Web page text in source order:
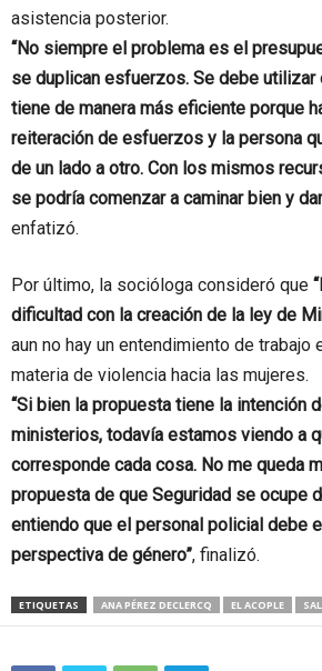
asistencia posterior.
“No siempre el problema es el
se duplican esfuerzos. Se debe utilizar
tiene de manera más eficiente porque
reiteración de esfuerzos y la persona
de un lado a otro. Con los mismos
se podría comenzar a caminar bien y
enfatizó.
Por último, la socióloga consideró que
dificultad con la creación de la ley de
aun no hay un entendimiento de trabajo
materia de violencia hacia las mujeres.
“Si bien la propuesta tiene la intención
ministerios, todavía estamos viendo a
corresponde cada cosa. No me queda
propuesta de que Seguridad se ocupe
entiendo que el personal policial debe
perspectiva de género”, finalizó.
ETIQUETAS ANA PÉREZ DECLERCQ EL ACOPLE